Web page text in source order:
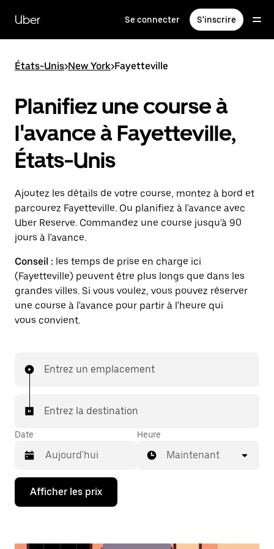
contenu
principal
Uber Se connecter S'inscrire
États-Unis>New York>Fayetteville
Planifiez une course à
l'avance à Fayetteville,
États-Unis
Ajoutez les détails de votre course, montez à bord et
parcourez Fayetteville. Ou planifiez à l'avance avec
Uber Reserve. Commandez une course jusqu'à 90
jours à l'avance.
Conseil : les temps de prise en charge ici
(Fayetteville) peuvent être plus longs que dans les
grandes villes. Si vous voulez, vous pouvez réserver
une course à l'avance pour partir à l'heure qui
vous convient.
Entrez un emplacement
Entrez la destination
Date
Appuyez
la
Heure
Maintenant
Afficher les prix